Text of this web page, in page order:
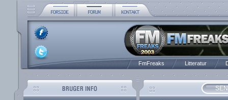
FmFreaks Litteratur